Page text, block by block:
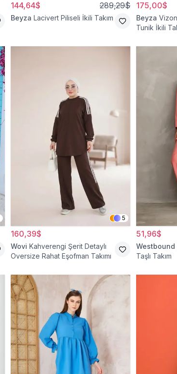
144,64$ 289,29$
Beyza Lacivert Piliseli İkili Takım
175,00$
Beyza
Tunik İkili
5
160,39$
Wovi Kahverengi Şerit Detaylı
Oversize Rahat Eşofman Takımı
51,96$
Westbound
Taşlı Takım